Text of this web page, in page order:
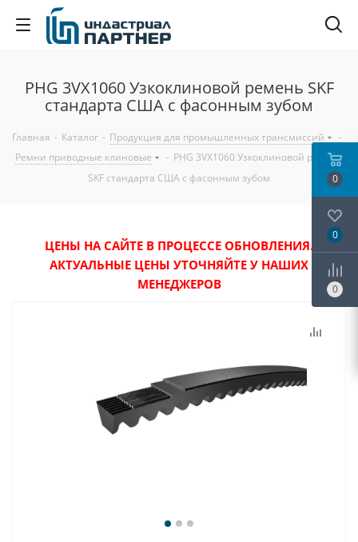
PHG 3VX1060 Узкоклиновой ремень SKF
стандарта США с фасонным зубом
Главная - Каталог - Продукция для промышленных трансмиссий
-
Ремни приводные клиновые
- PHG 3VX1060 Узкоклиновой ремень
SKF стандарта США с фасонным зубом
ЦЕНЫ НА САЙТЕ В ПРОЦЕССЕ ОБНОВЛЕНИЯ.
АКТУАЛЬНЫЕ ЦЕНЫ УТОЧНЯЙТЕ У НАШИХ
МЕНЕДЖЕРОВ
0
0
0